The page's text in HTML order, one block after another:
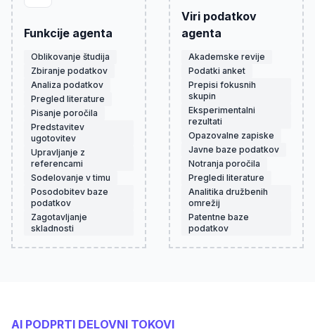
Funkcije agenta
Oblikovanje študija
Zbiranje podatkov
Analiza podatkov
Pregled literature
Pisanje poročila
Predstavitev
ugotovitev
Upravljanje z
referencami
Sodelovanje v timu
Posodobitev baze
podatkov
Zagotavljanje
skladnosti
Viri podatkov
agenta
Akademske revije
Podatki anket
Prepisi fokusnih
skupin
Eksperimentalni
rezultati
Opazovalne zapiske
Javne baze podatkov
Notranja poročila
Pregledi literature
Analitika družbenih
omrežij
Patentne baze
podatkov
AI PODPRTI DELOVNI TOKOVI